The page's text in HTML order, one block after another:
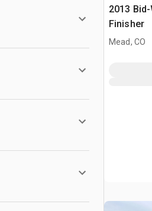
2013
Finisher
Mead, CO